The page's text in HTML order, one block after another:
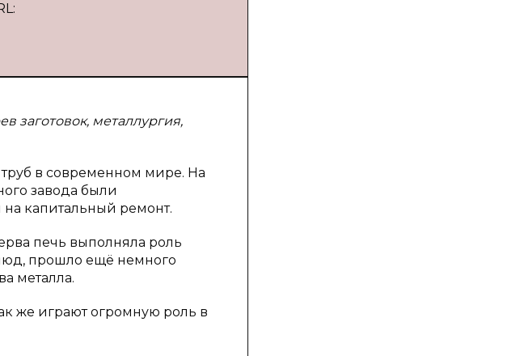
заготовок, металлургия,
в современном мире. На
завода были
на капитальный ремонт.
печь выполняла роль
прошло ещё немного
металла.
же играют огромную роль в